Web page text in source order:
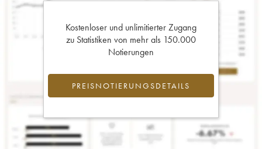
Kostenloser und unlimitierter Zugang
zu Statistiken von mehr als 150.000
Notierungen
PREISNOTIERUNGSDETAILS